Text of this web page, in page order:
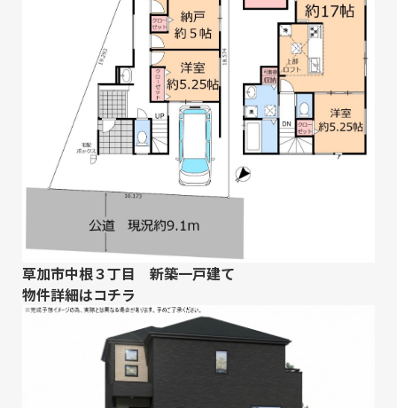
草加市中根３丁目 新築一戸建て
物件詳細はコチラ